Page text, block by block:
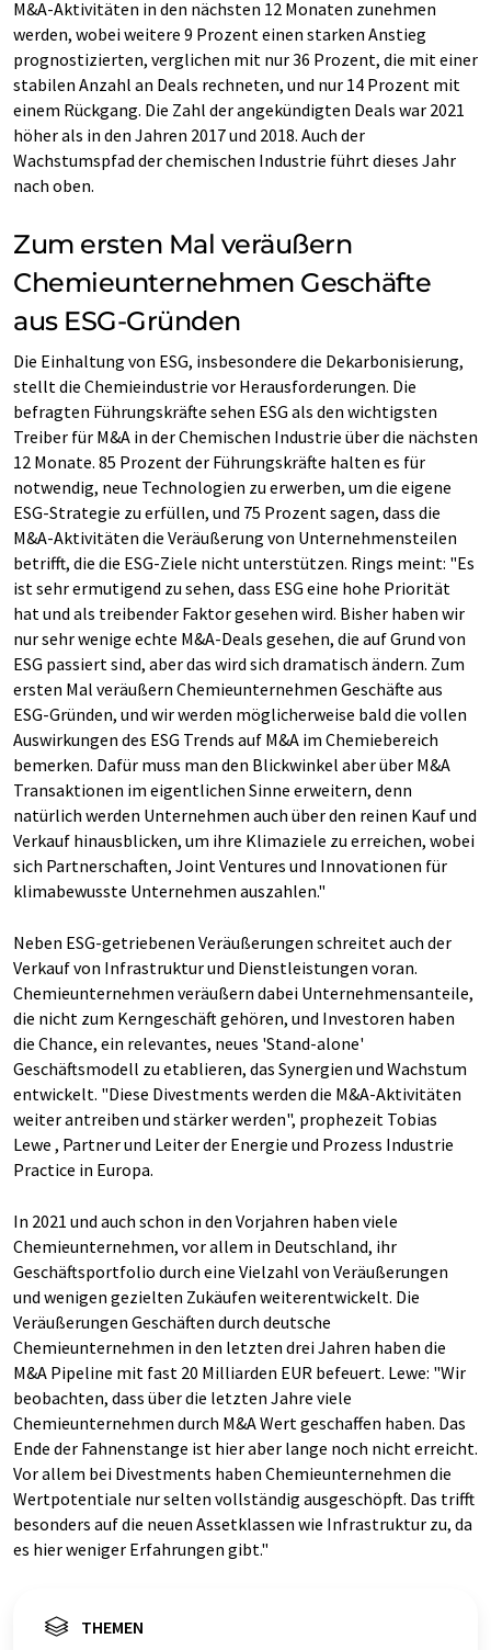
M&A-Aktivitäten in den nächsten 12 Monaten zunehmen
werden, wobei weitere 9 Prozent einen starken Anstieg
prognostizierten, verglichen mit nur 36 Prozent, die mit einer
stabilen Anzahl an Deals rechneten, und nur 14 Prozent mit
einem Rückgang. Die Zahl der angekündigten Deals war 2021
höher als in den Jahren 2017 und 2018. Auch der
Wachstumspfad der chemischen Industrie führt dieses Jahr
nach oben.
Zum ersten Mal veräußern
Chemieunternehmen Geschäfte
aus ESG-Gründen
Die Einhaltung von ESG, insbesondere die Dekarbonisierung,
stellt die Chemieindustrie vor Herausforderungen. Die
befragten Führungskräfte sehen ESG als den wichtigsten
Treiber für M&A in der Chemischen Industrie über die nächsten
12 Monate. 85 Prozent der Führungskräfte halten es für
notwendig, neue Technologien zu erwerben, um die eigene
ESG-Strategie zu erfüllen, und 75 Prozent sagen, dass die
M&A-Aktivitäten die Veräußerung von Unternehmensteilen
betrifft, die die ESG-Ziele nicht unterstützen. Rings meint: "Es
ist sehr ermutigend zu sehen, dass ESG eine hohe Priorität
hat und als treibender Faktor gesehen wird. Bisher haben wir
nur sehr wenige echte M&A-Deals gesehen, die auf Grund von
ESG passiert sind, aber das wird sich dramatisch ändern. Zum
ersten Mal veräußern Chemieunternehmen Geschäfte aus
ESG-Gründen, und wir werden möglicherweise bald die vollen
Auswirkungen des ESG Trends auf M&A im Chemiebereich
bemerken. Dafür muss man den Blickwinkel aber über M&A
Transaktionen im eigentlichen Sinne erweitern, denn
natürlich werden Unternehmen auch über den reinen Kauf und
Verkauf hinausblicken, um ihre Klimaziele zu erreichen, wobei
sich Partnerschaften, Joint Ventures und Innovationen für
klimabewusste Unternehmen auszahlen."
Neben ESG-getriebenen Veräußerungen schreitet auch der
Verkauf von Infrastruktur und Dienstleistungen voran.
Chemieunternehmen veräußern dabei Unternehmensanteile,
die nicht zum Kerngeschäft gehören, und Investoren haben
die Chance, ein relevantes, neues 'Stand-alone'
Geschäftsmodell zu etablieren, das Synergien und Wachstum
entwickelt. "Diese Divestments werden die M&A-Aktivitäten
weiter antreiben und stärker werden", prophezeit Tobias
Lewe , Partner und Leiter der Energie und Prozess Industrie
Practice in Europa.
In 2021 und auch schon in den Vorjahren haben viele
Chemieunternehmen, vor allem in Deutschland, ihr
Geschäftsportfolio durch eine Vielzahl von Veräußerungen
und wenigen gezielten Zukäufen weiterentwickelt. Die
Veräußerungen Geschäften durch deutsche
Chemieunternehmen in den letzten drei Jahren haben die
M&A Pipeline mit fast 20 Milliarden EUR befeuert. Lewe: "Wir
beobachten, dass über die letzten Jahre viele
Chemieunternehmen durch M&A Wert geschaffen haben. Das
Ende der Fahnenstange ist hier aber lange noch nicht erreicht.
Vor allem bei Divestments haben Chemieunternehmen die
Wertpotentiale nur selten vollständig ausgeschöpft. Das trifft
besonders auf die neuen Assetklassen wie Infrastruktur zu, da
es hier weniger Erfahrungen gibt."
THEMEN